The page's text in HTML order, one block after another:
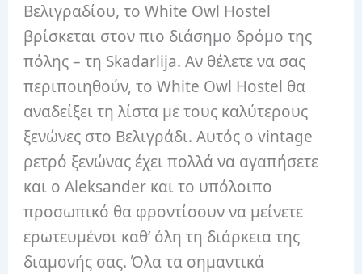
Βελιγραδίου, το White Owl Hostel
βρίσκεται στον πιο διάσημο δρόμο της
πόλης – τη Skadarlija. Αν θέλετε να σας
περιποιηθούν, το White Owl Hostel θα
αναδείξει τη λίστα με τους καλύτερους
ξενώνες στο Βελιγράδι. Αυτός ο vintage
ρετρό ξενώνας έχει πολλά να αγαπήσετε
και ο Aleksander και το υπόλοιπο
προσωπικό θα φροντίσουν να μείνετε
ερωτευμένοι καθ’ όλη τη διάρκεια της
διαμονής σας. Όλα τα σημαντικά